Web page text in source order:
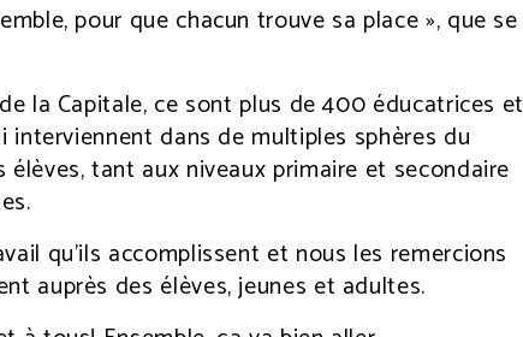
pour que chacun trouve sa place », que se
la Capitale, ce sont plus de 400 éducatrices et
interviennent dans de multiples sphères du
tant aux niveaux primaire et secondaire
qu’ils accomplissent et nous les remercions
auprès des élèves, jeunes et adultes.